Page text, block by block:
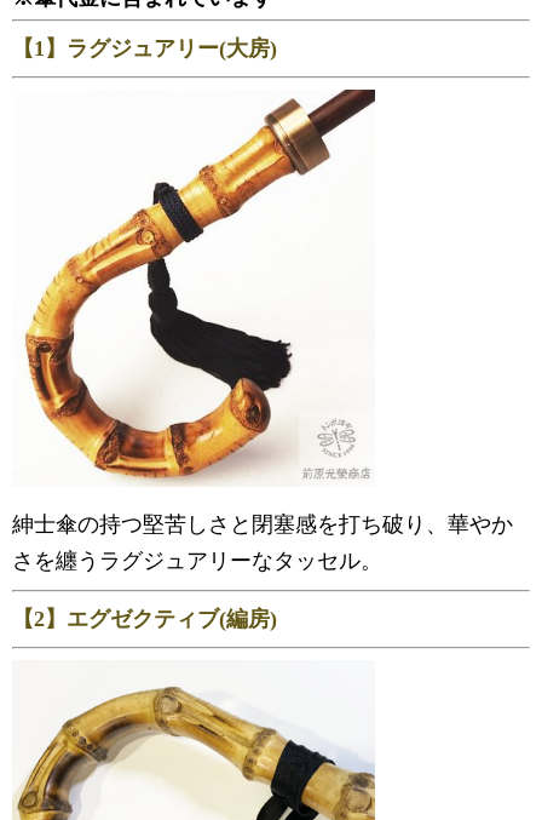
【1】ラグジュアリー(大房)
紳士傘の持つ堅苦しさと閉塞感を打ち破り、華やか
さを纏うラグジュアリーなタッセル。
【2】エグゼクティブ(編房)